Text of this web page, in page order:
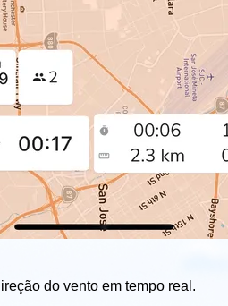
do vento em tempo real.